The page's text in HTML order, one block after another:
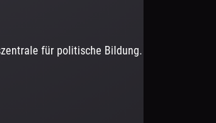
für politische Bildung.